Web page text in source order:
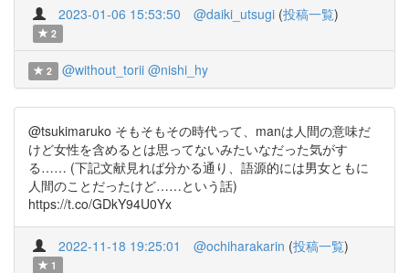
2023-01-06 15:53:50 @daiki_utsugi (投稿一覧)
2
2 @without_torii @nishi_hy
@tsukimaruko そもそもその時代って、manは人間の意味だ
けど女性を含めるとは思ってないみたいなだった気がす
る…… (下記文献見れば分かる通り、語源的には男女ともに
人間のことだったけど……という話)
https://t.co/GDkY94U0Yx
2022-11-18 19:25:01 @ochiharakarin (投稿一覧)
1